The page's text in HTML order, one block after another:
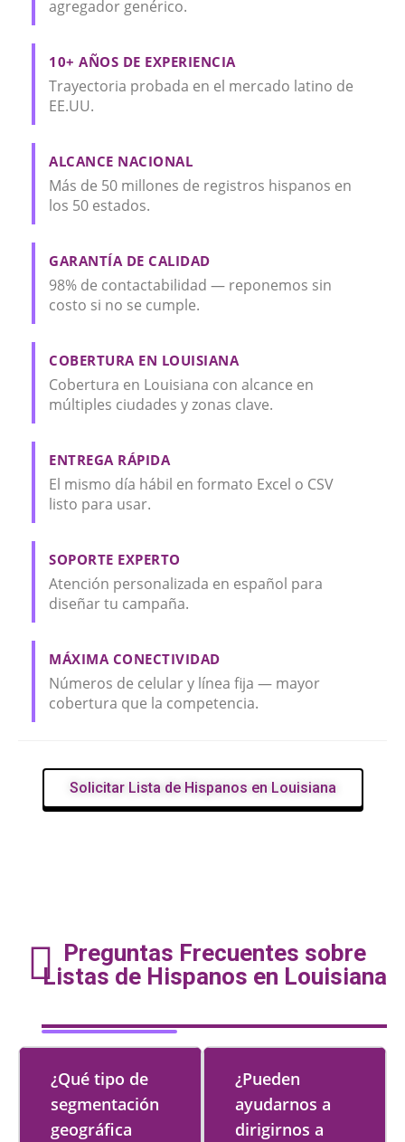
agregador genérico.
10+ AÑOS DE EXPERIENCIA
Trayectoria probada en el mercado latino de
EE.UU.
ALCANCE NACIONAL
Más de 50 millones de registros hispanos en
los 50 estados.
GARANTÍA DE CALIDAD
98% de contactabilidad — reponemos sin
costo si no se cumple.
COBERTURA EN LOUISIANA
Cobertura en Louisiana con alcance en
múltiples ciudades y zonas clave.
ENTREGA RÁPIDA
El mismo día hábil en formato Excel o CSV
listo para usar.
SOPORTE EXPERTO
Atención personalizada en español para
diseñar tu campaña.
MÁXIMA CONECTIVIDAD
Números de celular y línea fija — mayor
cobertura que la competencia.
Solicitar Lista de Hispanos en Louisiana
Preguntas Frecuentes sobre
Listas de Hispanos en Louisiana
¿Qué tipo de
segmentación
geográfica
¿Pueden
ayudarnos a
dirigirnos a